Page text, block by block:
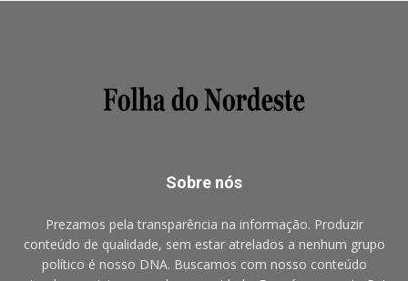
Sobre nós
Prezamos pela transparência na informação. Produzir
conteúdo de qualidade, sem estar atrelados a nenhum grupo
político é nosso DNA. Buscamos com nosso conteúdo